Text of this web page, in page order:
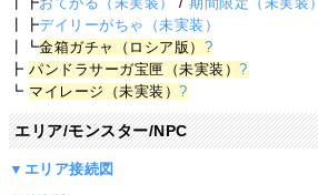
┃┣デイリーがちゃ（未実装）
┃┗金箱ガチャ（ロシア版） ?
┣パンドラサーガ宝匣（未実装）?
┗ マイレージ（未実装）?
エリア/モンスター/NPC
▼エリア接続図